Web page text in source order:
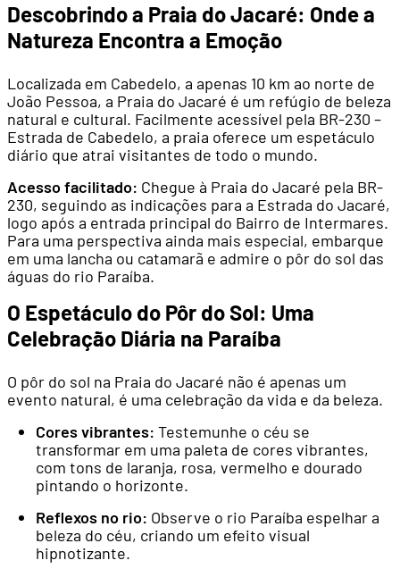
Descobrindo a Praia do Jacaré: Onde a
Natureza Encontra a Emoção
Localizada em Cabedelo, a apenas 10 km ao norte de
João Pessoa, a Praia do Jacaré é um refúgio de beleza
natural e cultural. Facilmente acessível pela BR-230 –
Estrada de Cabedelo, a praia oferece um espetáculo
diário que atrai visitantes de todo o mundo.
Acesso facilitado: Chegue à Praia do Jacaré pela BR-
230, seguindo as indicações para a Estrada do Jacaré,
logo após a entrada principal do Bairro de Intermares.
Para uma perspectiva ainda mais especial, embarque
em uma lancha ou catamarã e admire o pôr do sol das
águas do rio Paraíba.
O Espetáculo do Pôr do Sol: Uma
Celebração Diária na Paraíba
O pôr do sol na Praia do Jacaré não é apenas um
evento natural, é uma celebração da vida e da beleza.
Cores vibrantes: Testemunhe o céu se
transformar em uma paleta de cores vibrantes,
com tons de laranja, rosa, vermelho e dourado
pintando o horizonte.
Reflexos no rio: Observe o rio Paraíba espelhar a
beleza do céu, criando um efeito visual
hipnotizante.